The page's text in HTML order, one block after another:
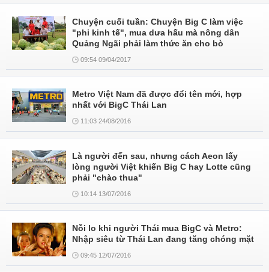
Chuyện cuối tuần: Chuyện Big C làm việc
"phi kinh tế", mua dưa hấu mà nông dân
Quảng Ngãi phải làm thức ăn cho bò
09:54 09/04/2017
Metro Việt Nam đã được đổi tên mới, hợp
nhất với BigC Thái Lan
11:03 24/08/2016
Là người đến sau, nhưng cách Aeon lấy
lòng người Việt khiến Big C hay Lotte cũng
phải "chào thua"
10:14 13/07/2016
Nỗi lo khi người Thái mua BigC và Metro:
Nhập siêu từ Thái Lan đang tăng chóng mặt
09:45 12/07/2016